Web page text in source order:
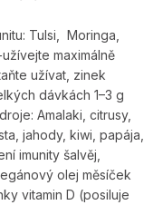
Tulsi, Moringa,
maximálně
užívat, zinek
dávkách 1–3 g
Amalaki, citrusy,
jahody, kiwi, papája,
imunity šalvěj,
olej měsíček
vitamin D (posiluje